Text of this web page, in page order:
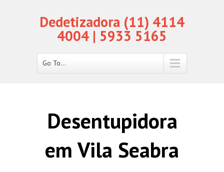
Dedetizadora (11) 4114
4004 | 5933 5165
Go To...
Desentupidora
em Vila Seabra